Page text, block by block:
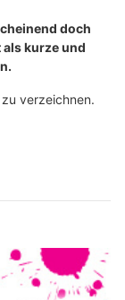
doch
kurze und
verzeichnen.